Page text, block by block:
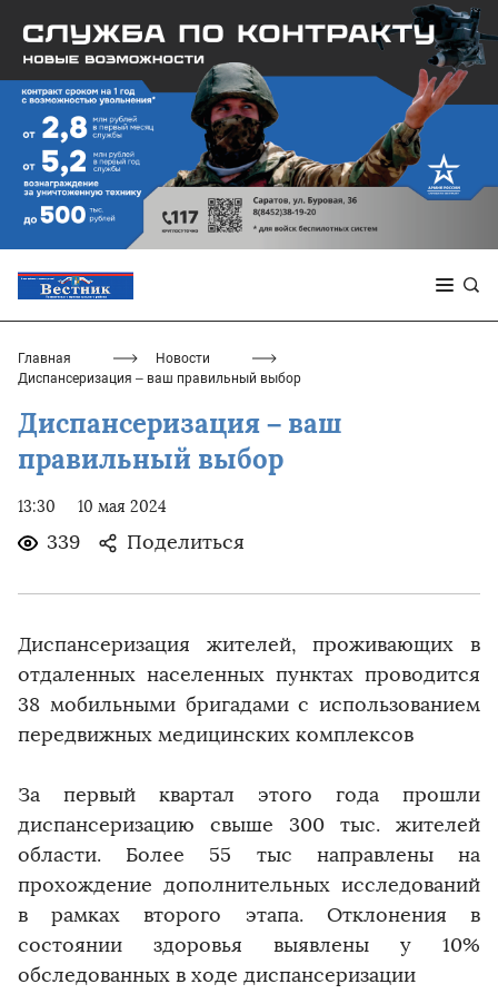
Главная
Новости
Диспансеризация – ваш правильный выбор
Диспансеризация – ваш
правильный выбор
13:30 10 мая 2024
339 Поделиться
Диспансеризация жителей, проживающих в
отдаленных населенных пунктах проводится
38 мобильными бригадами с использованием
передвижных медицинских комплексов
За первый квартал этого года прошли
диспансеризацию свыше 300 тыс. жителей
области. Более 55 тыс направлены на
прохождение дополнительных исследований
в рамках второго этапа. Отклонения в
состоянии здоровья выявлены у 10%
обследованных в ходе диспансеризации